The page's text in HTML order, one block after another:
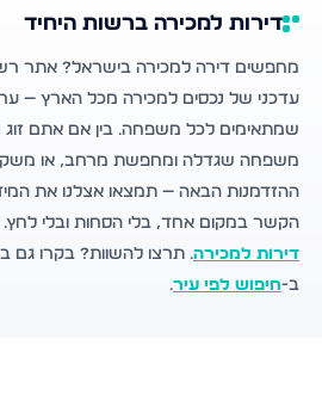
דירות למכירה ברשות היחיד
מחפשים דירה למכירה בישראל? אתר
עדכני של נכסים למכירה מכל הארץ —
שמתאימים לכל משפחה. בין אם אתם
משפחה שגדלה ומחפשת מרחב, או
ההזדמנות הבאה — תמצאו אצלנו את
הקשר במקום אחד, בלי הסחות ובלי
דירות למכירה. תרצו להשוות? בקרו גם
ב-חיפוש לפי עיר.